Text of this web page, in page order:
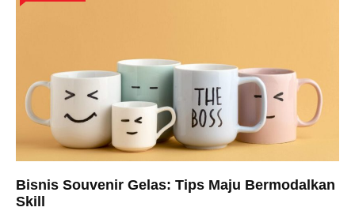
Bisnis Souvenir Gelas: Tips Maju Bermodalkan
Skill